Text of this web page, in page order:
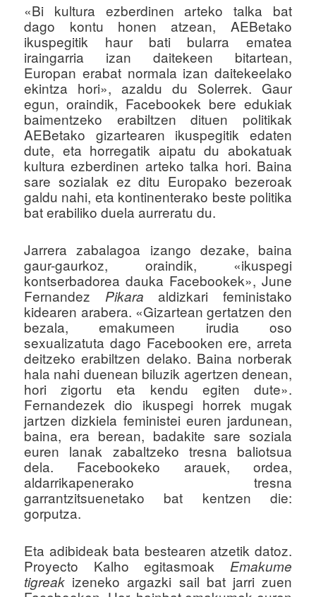
«Bi kultura ezberdinen arteko talka bat
dago kontu honen atzean, AEBetako
ikuspegitik haur bati bularra ematea
iraingarria izan daitekeen bitartean,
Europan erabat normala izan daitekeelako
ekintza hori», azaldu du Solerrek. Gaur
egun, oraindik, Facebookek bere edukiak
baimentzeko erabiltzen dituen politikak
AEBetako gizartearen ikuspegitik edaten
dute, eta horregatik aipatu du abokatuak
kultura ezberdinen arteko talka hori. Baina
sare sozialak ez ditu Europako bezeroak
galdu nahi, eta kontinenterako beste politika
bat erabiliko duela aurreratu du.
Jarrera zabalagoa izango dezake, baina
gaur-gaurkoz, oraindik, «ikuspegi
kontserbadorea dauka Facebookek», June
Fernandez Pikara aldizkari feministako
kidearen arabera. «Gizartean gertatzen den
bezala, emakumeen irudia oso
sexualizatuta dago Facebooken ere, arreta
deitzeko erabiltzen delako. Baina norberak
hala nahi duenean biluzik agertzen denean,
hori zigortu eta kendu egiten dute».
Fernandezek dio ikuspegi horrek mugak
jartzen dizkiela feministei euren jardunean,
baina, era berean, badakite sare soziala
euren lanak zabaltzeko tresna baliotsua
dela. Facebookeko arauek, ordea,
aldarrikapenerako tresna
garrantzitsuenetako bat kentzen die:
gorputza.
Eta adibideak bata bestearen atzetik datoz.
Proyecto Kalho egitasmoak Emakume
tigreak izeneko argazki sail bat jarri zuen